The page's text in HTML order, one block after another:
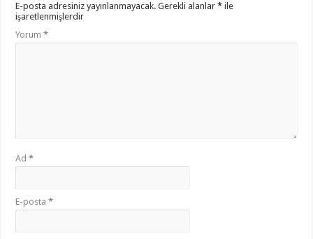
E-posta adresiniz yayınlanmayacak. Gerekli alanlar* ile
işaretlenmişlerdir
Yorum*
Ad*
E-posta*